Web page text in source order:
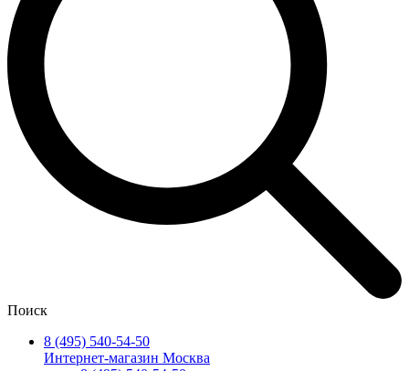
Поиск
8 (495) 540-54-50
Интернет-магазин Москва